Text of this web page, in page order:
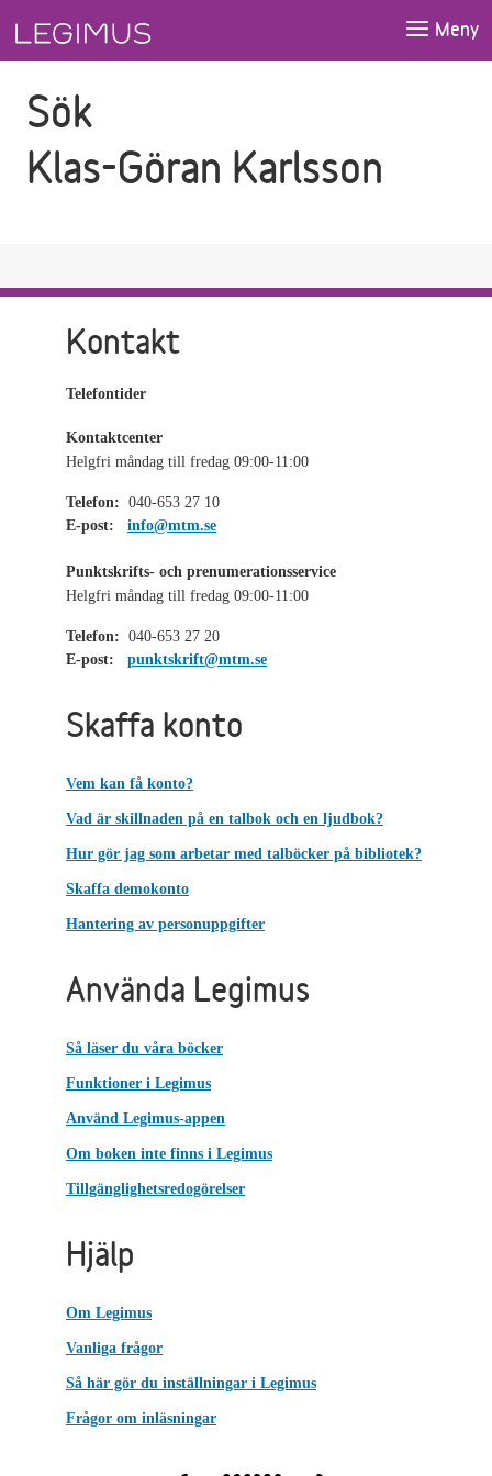
Meny
Sök
Klas-Göran Karlsson
Kontakt
Telefontider
Kontaktcenter
Helgfri måndag till fredag 09:00-11:00
Telefon: 040-653 27 10
E-post:
info@mtm.se
Punktskrifts- och prenumerationsservice
Helgfri måndag till fredag 09:00-11:00
Telefon: 040-653 27 20
E-post:
punktskrift@mtm.se
Skaffa konto
Vem kan få konto?
Vad är skillnaden på en talbok och en ljudbok?
Hur gör jag som arbetar med talböcker på bibliotek?
Skaffa demokonto
Hantering av personuppgifter
Använda Legimus
Så läser du våra böcker
Funktioner i Legimus
Använd Legimus-appen
Om boken inte finns i Legimus
Tillgänglighetsredogörelser
Hjälp
Om Legimus
Vanliga frågor
Så här gör du inställningar i Legimus
Frågor om inläsningar